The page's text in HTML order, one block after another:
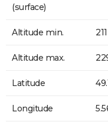
(surface)
Altitude min.
Altitude max.
Latitude
Longitude